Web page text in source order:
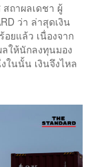
ถาผลเดชา ผู้
ว่า ล่าสุดเงิน
ยแล้ว เนื่องจาก
ลให้นักลงทุนมอง
ในนั้น เงินจึงไหล